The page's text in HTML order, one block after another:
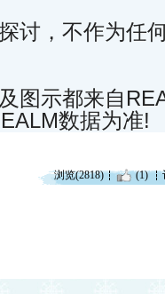
讨，不作为任
图示都来自
数据为准!
浏览(2818) (1)